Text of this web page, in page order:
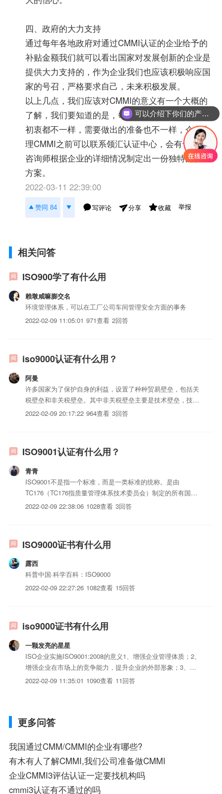
四、政府的大力支持
通过每年各地政府对通过CMMI认证的企业给予的
补贴金额我们就可以看出国家对发展创新的企业是
提供大力支持的，作为企业我们也应该积极响应国
家的号召，严格要求自己，未来积极发展。
以上几点，我们应该对CMMI的意义有一个大概的
了解，我们要知道的是，每一家企业办理CMMI的
初衷都不一样，需要做出的准备也不一样，企业办
理CMMI之前可以联系领汇认证中心，会有专业的
咨询师根据企业的详细情况制定出一份独特的认证
方案。
2022-03-11 22:39:00
赞同 84 写评论 分享 收藏 举报
相关问答
ISO900学了有什么用
赖墩咸嘛膨交名
环境管理体系，可以在工厂公司车间管理安全方面的事务
2022-02-09 11:05:01 971查看 2回答
iso9000认证有什么用？
阿曼
许多国家为了保护自身的利益，设置了种种贸易壁垒，包括关
税壁垒和非关税壁垒。其中非关税壁垒主要是技术壁垒，技术
壁垒中，...
2022-02-09 20:17:22 964查看 3回答
ISO9001认证有什么用？
青青
ISO9001不是指一个标准，而是一类标准的统称。是由
TC176（TC176指质量管理体系技术委员会）制定的所有国际
标准，是ISO12000多个标准中最畅销、最普遍的iso三体系认
2022-02-09 22:38:06 1028查看 3回答
ISO9000证书有什么用
露西
科普中国·科学百科：ISO9000
2022-02-09 22:27:26 1082查看 15回答
iso9000证书有什么用
一颗发亮的星星
ISO企业实施ISO9001:2008的意义1、增强企业管理体质；2、
增强企业在市场上的竞争能力，提升企业的外部形象；3、控
制品质成本，提高生产效率；4、革除马虎之心，降低工作失
2022-02-09 11:35:01 1090查看 11回答
更多问答
我国通过CMM/CMMI的企业有哪些?
有木有人了解CMMI,我们公司准备做CMMI
企业CMMI3评估认证一定要找机构吗
cmmi3认证有不通过的吗
可以介绍下你们的产品么？